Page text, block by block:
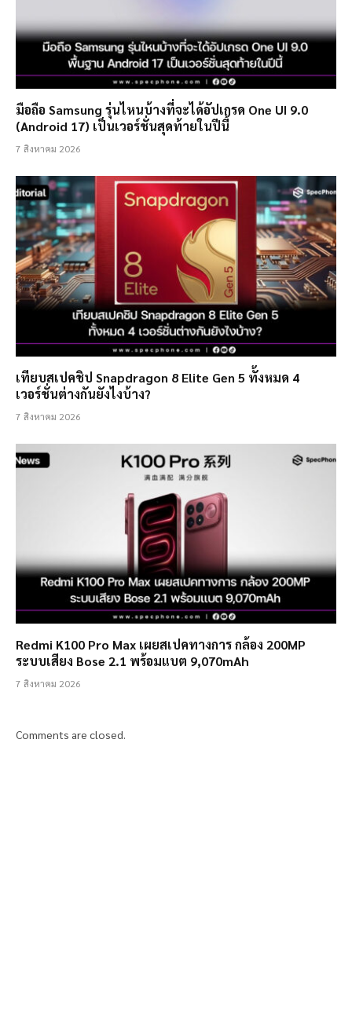
มือถือ Samsung รุ่นไหนบ้างที่จะได้อัปเกรด One UI 9.0
(Android 17) เป็นเวอร์ชั่นสุดท้ายในปีนี้
7 สิงหาคม 2026
เทียบสเปคชิป Snapdragon 8 Elite Gen 5 ทั้งหมด 4
เวอร์ชั่นต่างกันยังไงบ้าง?
7 สิงหาคม 2026
Redmi K100 Pro Max เผยสเปคทางการ กล้อง 200MP
ระบบเสียง Bose 2.1 พร้อมแบต 9,070mAh
7 สิงหาคม 2026
Comments are closed.